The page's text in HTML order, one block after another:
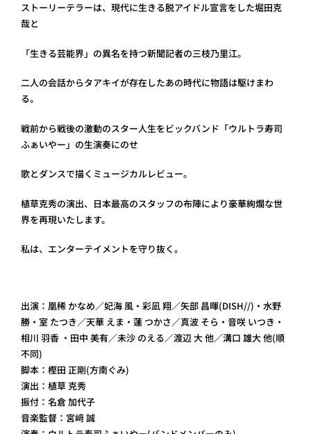
ストーリーテラーは、現代に生きる脱アイドル宣言をした堀田克
哉と
「生きる芸能界」の異名を持つ新聞記者の三枝乃里江。
二人の会話からタアキイが存在したあの時代に物語は駆けまわ
る。
戦前から戦後の激動のスター人生をビックバンド「ウルトラ寿司
ふぁいやー」の生演奏にのせ
歌とダンスで描くミュージカルレビュー。
植草克秀の演出、日本最高のスタッフの布陣により豪華絢爛な世
界を再現いたします。
私は、エンターテイメントを守り抜く。
出演：凰稀 かなめ／妃海 風・彩凪 翔／矢部 昌暉(DISH//)・水野
勝・室 たつき／天華 えま・蓮 つかさ／真波 そら・音咲 いつき・
相川 羽香 ・田中 美有／未沙 のえる／渡辺 大 他／溝口 雄大 他(順
不同)
脚本：樫田 正剛(方南ぐみ)
演出：植草 克秀
振付：名倉 加代子
音楽監督：宮﨑 誠